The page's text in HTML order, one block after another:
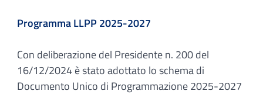
Programma LLPP 2025-2027
Con deliberazione del Presidente n. 200 del
16/12/2024 è stato adottato lo schema di
Documento Unico di Programmazione 2025-2027